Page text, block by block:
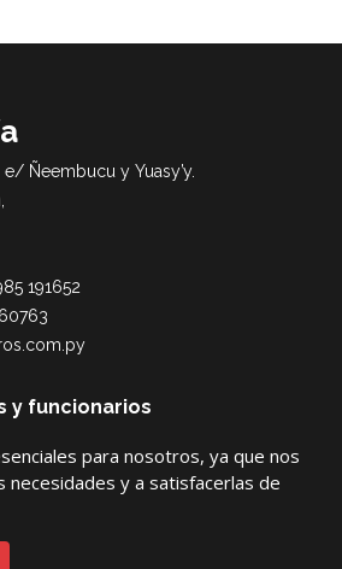
Ñeembucu y Yuasy’y.
191652
y funcionarios
para nosotros, ya que nos
necesidades y a satisfacerlas de